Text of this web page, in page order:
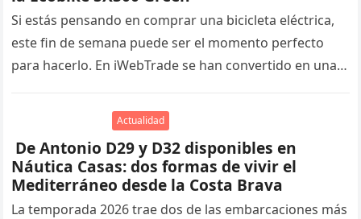
Si estás pensando en comprar una bicicleta eléctrica,
este fin de semana puede ser el momento perfecto
para hacerlo. En iWebTrade se han convertido en una
Actualidad
De Antonio D29 y D32 disponibles en
Náutica Casas: dos formas de vivir el
Mediterráneo desde la Costa Brava
La temporada 2026 trae dos de las embarcaciones más